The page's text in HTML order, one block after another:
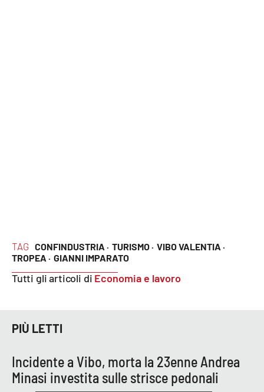
TAG CONFINDUSTRIA · TURISMO · VIBO VALENTIA ·
TROPEA · GIANNI IMPARATO
Tutti gli articoli di Economia e lavoro
PIÙ LETTI
Incidente a Vibo, morta la 23enne Andrea
Minasi investita sulle strisce pedonali